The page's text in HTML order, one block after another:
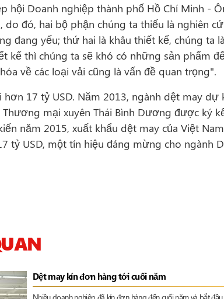
Doanh nghiệp thành phố Hồ Chí Minh -
đó, hai bộ phận chúng ta thiếu là nghiên
đang yếu; thứ hai là khâu thiết kế, chúng ta
kế thì chúng ta sẽ khó có những sản phẩm
về các loại vải cũng là vấn đề quan trọng".
17 tỷ USD. Năm 2013, ngành dệt may dự
mại xuyên Thái Bình Dương được ký
năm 2015, xuất khẩu dệt may của Việt
tỷ USD, một tín hiệu đáng mừng cho ngành
Dệt may kín đơn hàng tới cuối năm
Nhiều doanh nghiệp đã kín đơn hàng đến cuối năm và bắt